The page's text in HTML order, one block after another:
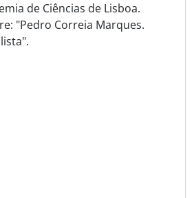
de Ciências de Lisboa.
"Pedro Correia Marques.